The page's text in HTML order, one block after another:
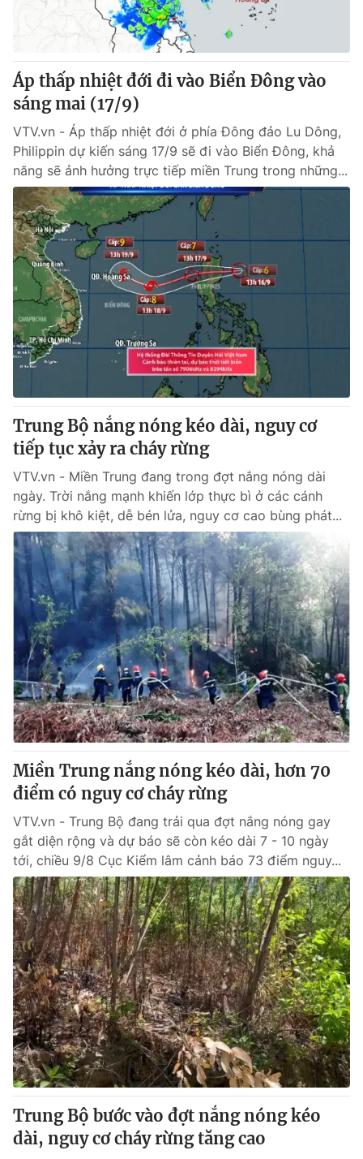
Áp thấp nhiệt đới đi vào Biển Đông vào
sáng mai (17/9)
VTV.vn - Áp thấp nhiệt đới ở phía Đông đảo Lu Dông,
Philippin dự kiến sáng 17/9 sẽ đi vào Biển Đông, khả
năng sẽ ảnh hưởng trực tiếp miền Trung trong những...
Trung Bộ nắng nóng kéo dài, nguy cơ
tiếp tục xảy ra cháy rừng
VTV.vn - Miền Trung đang trong đợt nắng nóng dài
ngày. Trời nắng mạnh khiến lớp thực bì ở các cánh
rừng bị khô kiệt, dễ bén lửa, nguy cơ cao bùng phát...
Miền Trung nắng nóng kéo dài, hơn 70
điểm có nguy cơ cháy rừng
VTV.vn - Trung Bộ đang trải qua đợt nắng nóng gay
gắt diện rộng và dự báo sẽ còn kéo dài 7 - 10 ngày
tới, chiều 9/8 Cục Kiểm lâm cảnh báo 73 điểm nguy...
Trung Bộ bước vào đợt nắng nóng kéo
dài, nguy cơ cháy rừng tăng cao